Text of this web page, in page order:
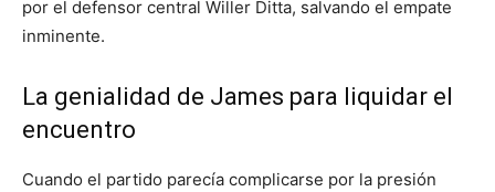
por el defensor central Willer Ditta, salvando el empate
inminente.
La genialidad de James para liquidar el
encuentro
Cuando el partido parecía complicarse por la presión